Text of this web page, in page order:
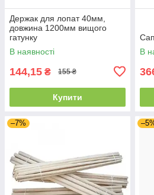
Держак для лопат 40мм,
довжина 1200мм вищого
гатунку
В наявності
144,15 ₴ 155 ₴
Купити
В
–7%